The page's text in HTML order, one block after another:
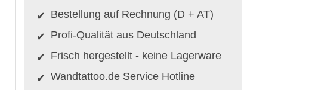
Bestellung auf Rechnung (D + AT)
Profi-Qualität aus Deutschland
Frisch hergestellt - keine Lagerware
Wandtattoo.de Service Hotline